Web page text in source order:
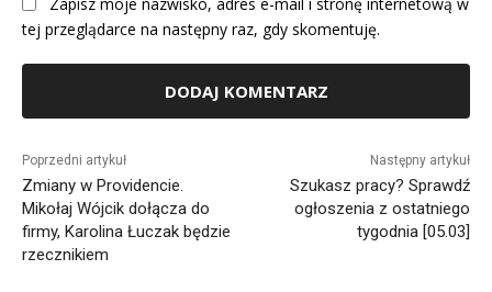
tej przeglądarce na następny raz, gdy skomentuję.
Poprzedni artykuł
Zmiany w Providencie.
Mikołaj Wójcik dołącza do
firmy, Karolina Łuczak będzie
rzecznikiem
Następny artykuł
Szukasz pracy? Sprawdź
ogłoszenia z ostatniego
tygodnia [05.03]